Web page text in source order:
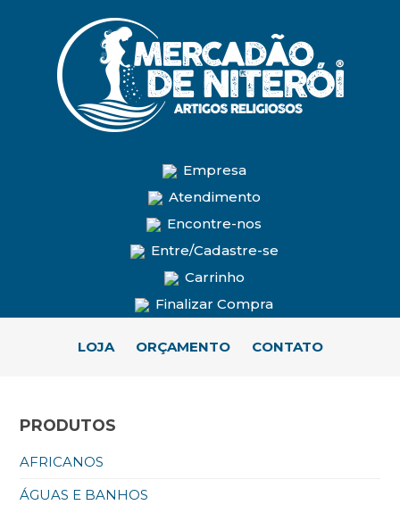
Empresa
Atendimento
Encontre-nos
Entre/Cadastre-se
Carrinho
Finalizar Compra
LOJA ORÇAMENTO CONTATO
PRODUTOS
AFRICANOS
ÁGUAS E BANHOS